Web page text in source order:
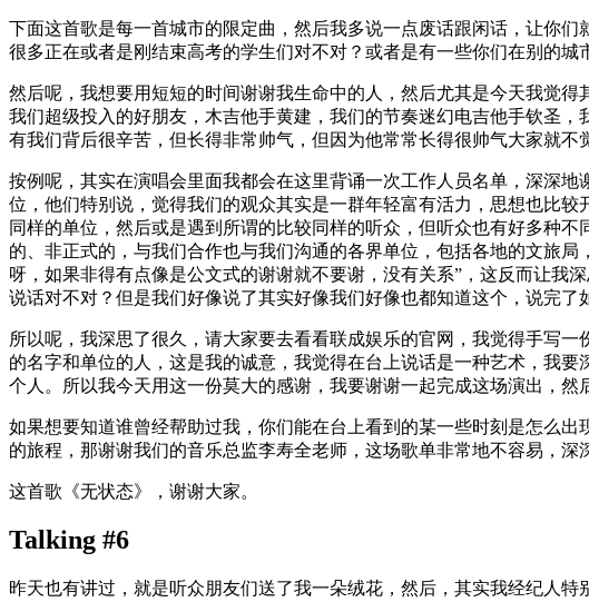
下面这首歌是每一首城市的限定曲，然后我多说一点废话跟闲话，让你
很多正在或者是刚结束高考的学生们对不对？或者是有一些你们在别的
然后呢，我想要用短短的时间谢谢我生命中的人，然后尤其是今天我觉
我们超级投入的好朋友，木吉他手黄建，我们的节奏迷幻电吉他手钦圣
有我们背后很辛苦，但长得非常帅气，但因为他常常长得很帅气大家就不
按例呢，其实在演唱会里面我都会在这里背诵一次工作人员名单，深深
位，他们特别说，觉得我们的观众其实是一群年轻富有活力，思想也比
同样的单位，然后或是遇到所谓的比较同样的听众，但听众也有好多种
的、非正式的，与我们合作也与我们沟通的各界单位，包括各地的文旅
呀，如果非得有点像是公文式的谢谢就不要谢，没有关系”，这反而让我
说话对不对？但是我们好像说了其实好像我们好像也都知道这个，说完了
所以呢，我深思了很久，请大家要去看看联成娱乐的官网，我觉得手写
的名字和单位的人，这是我的诚意，我觉得在台上说话是一种艺术，我
个人。所以我今天用这一份莫大的感谢，我要谢谢一起完成这场演出，
如果想要知道谁曾经帮助过我，你们能在台上看到的某一些时刻是怎么
的旅程，那谢谢我们的音乐总监李寿全老师，这场歌单非常地不容易，深
这首歌《无状态》，谢谢大家。
Talking #6
昨天也有讲过，就是听众朋友们送了我一朵绒花，然后，其实我经纪人